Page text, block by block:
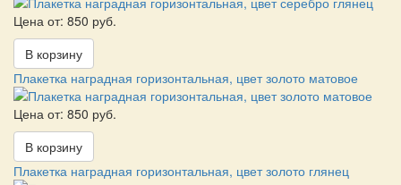
Цена от: 850 руб.
В корзину
Плакетка наградная горизонтальная, цвет золото матовое
Цена от: 850 руб.
В корзину
Плакетка наградная горизонтальная, цвет золото глянец